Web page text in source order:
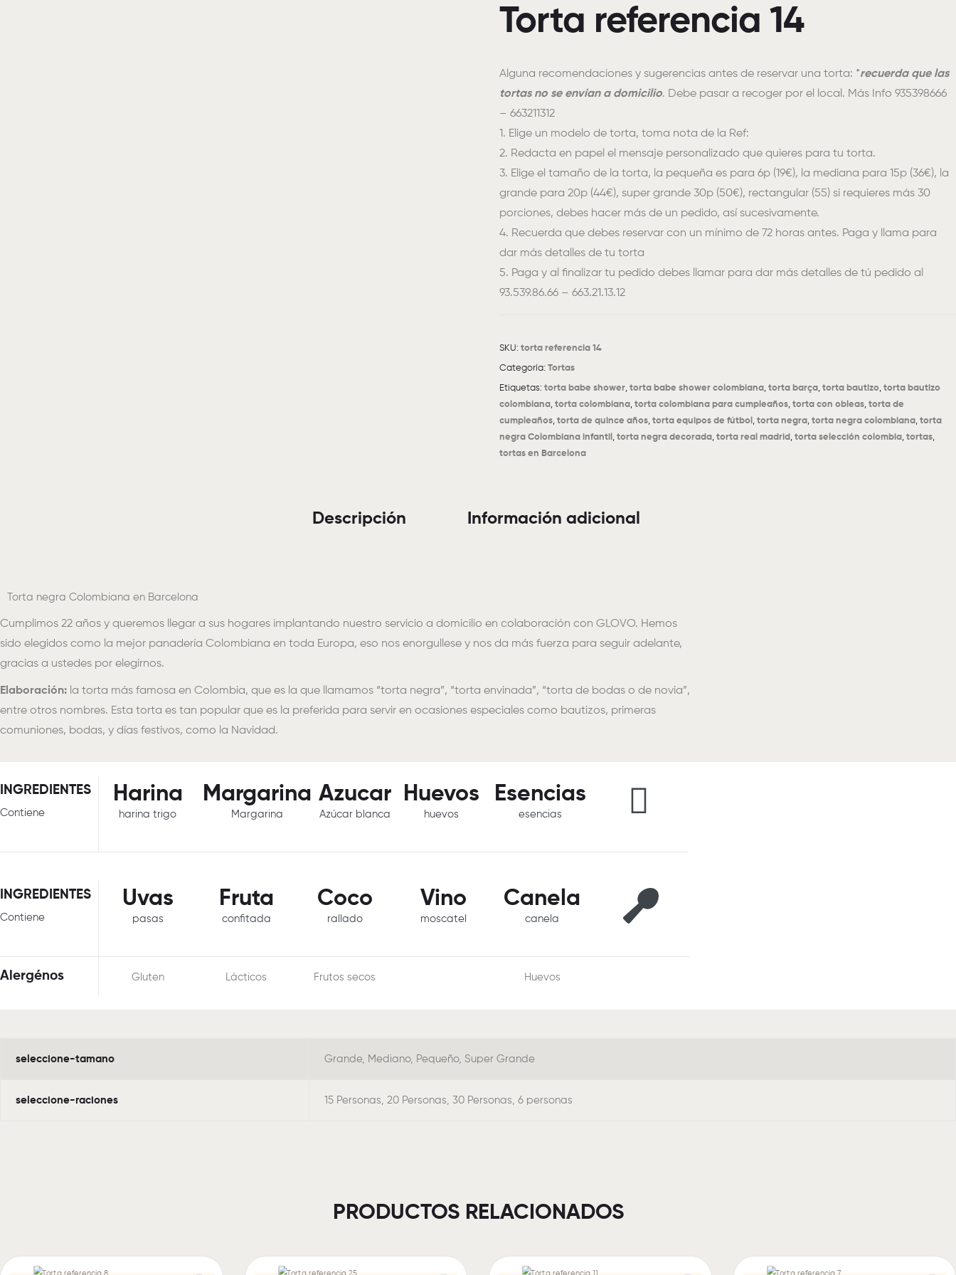
Torta referencia 14
Alguna recomendaciones y sugerencias antes de reservar una torta: *recuerda que las
tortas no se envían a domicilio. Debe pasar a recoger por el local. Más Info 935398666
– 663211312
1. Elige un modelo de torta, toma nota de la Ref:
2. Redacta en papel el mensaje personalizado que quieres para tu torta.
3. Elige el tamaño de la torta, la pequeña es para 6p (19€), la mediana para 15p (36€), la
grande para 20p (44€), super grande 30p (50€), rectangular (55) si requieres más 30
porciones, debes hacer más de un pedido, así sucesivamente.
4. Recuerda que debes reservar con un mínimo de 72 horas antes. Paga y llama para
dar más detalles de tu torta
5. Paga y al finalizar tu pedido debes llamar para dar más detalles de tú pedido al
93.539.86.66 – 663.21.13.12
SKU: torta referencia 14
Categoría: Tortas
Etiquetas: torta babe shower, torta babe shower colombiana, torta barça, torta bautizo, torta bautizo
colombiana, torta colombiana, torta colombiana para cumpleaños, torta con obleas, torta de
cumpleaños, torta de quince años, torta equipos de fútbol , torta negra, torta negra colombiana, torta
negra Colombiana infantil , torta negra decorada, torta real madrid , torta selección colombia, tortas,
tortas en Barcelona
Descripción Información adicional
Torta negra Colombiana en Barcelona
Cumplimos 22 años y queremos llegar a sus hogares implantando nuestro servicio a domicilio en colaboración con GLOVO. Hemos
sido elegidos como la mejor panadería Colombiana en toda Europa, eso nos enorgullese y nos da más fuerza para seguir adelante,
gracias a ustedes por elegirnos.
Elaboración: la torta más famosa en Colombia, que es la que llamamos “torta negra”, “torta envinada”, “torta de bodas o de novia”,
entre otros nombres. Esta torta es tan popular que es la preferida para servir en ocasiones especiales como bautizos, primeras
comuniones, bodas, y días festivos, como la Navidad.
INGREDIENTES
Contiene
Harina
harina trigo
Margarina
Margarina
Azucar
Azúcar blanca
Huevos
huevos
Esencias
esencias
INGREDIENTES
Contiene
Alergénos
Uvas
pasas
Gluten
Fruta
confitada
Lácticos
Coco
rallado
Frutos secos
Vino
moscatel
Canela
canela
Huevos
seleccione-tamano Grande, Mediano, Pequeño, Super Grande
seleccione-raciones 15 Personas, 20 Personas, 30 Personas, 6 personas
PRODUCTOS RELACIONADOS